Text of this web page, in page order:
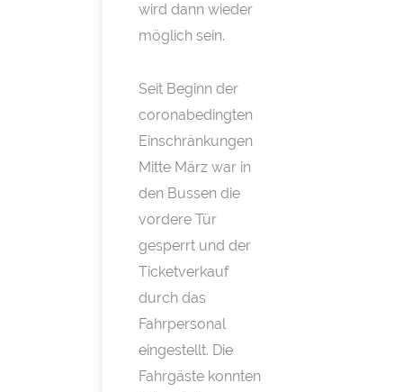
wird dann wieder
möglich sein.
Seit Beginn der
coronabedingten
Einschränkungen
Mitte März war in
den Bussen die
vordere Tür
gesperrt und der
Ticketverkauf
durch das
Fahrpersonal
eingestellt. Die
Fahrgäste konnten